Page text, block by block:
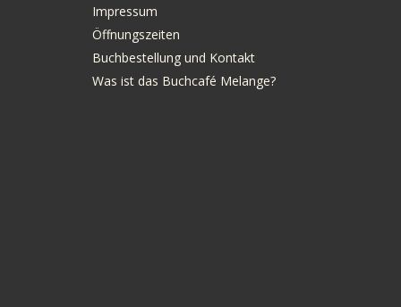
Impressum
Öffnungszeiten
Buchbestellung und Kontakt
Was ist das Buchcafé Melange?